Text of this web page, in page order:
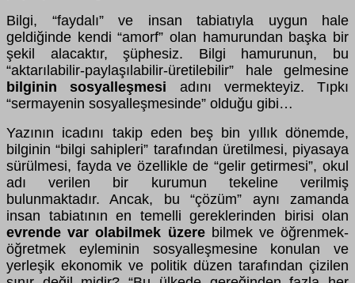
Bilgi, “faydalı” ve insan tabiatıyla uygun hale
geldiğinde kendi “amorf” olan hamurundan başka bir
şekil alacaktır, şüphesiz. Bilgi hamurunun, bu
“aktarılabilir-paylaşılabilir-üretilebilir” hale gelmesine
bilginin sosyalleşmesi adını vermekteyiz. Tıpkı
“sermayenin sosyalleşmesinde” olduğu gibi…
Yazının icadını takip eden beş bin yıllık dönemde,
bilginin “bilgi sahipleri” tarafından üretilmesi, piyasaya
sürülmesi, fayda ve özellikle de “gelir getirmesi”, okul
adı verilen bir kurumun tekeline verilmiş
bulunmaktadır. Ancak, bu “çözüm” aynı zamanda
insan tabiatının en temelli gereklerinden birisi olan
evrende var olabilmek üzerebilmek ve öğrenmek-
öğretmek eyleminin sosyalleşmesine konulan ve
yerleşik ekonomik ve politik düzen tarafından çizilen